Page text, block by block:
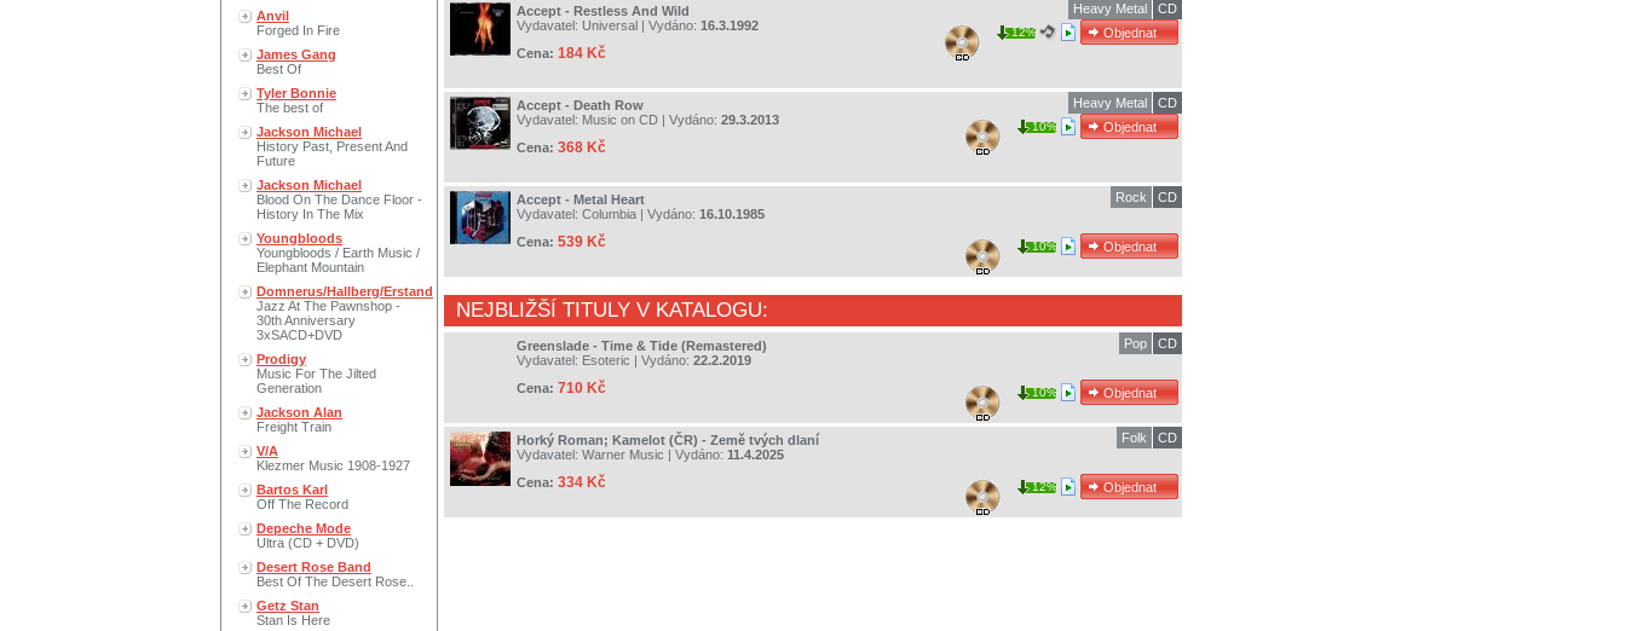
Anvil
Forged In Fire
James Gang
Best Of
Tyler Bonnie
The best of
Jackson Michael
History Past, Present And
Future
Jackson Michael
Blood On The Dance Floor -
History In The Mix
Youngbloods
Youngbloods / Earth Music /
Elephant Mountain
Domnerus/Hallberg/Erstand
Jazz At The Pawnshop -
30th Anniversary
3xSACD+DVD
Prodigy
Music For The Jilted
Generation
Jackson Alan
Freight Train
V/A
Klezmer Music 1908-1927
Bartos Karl
Off The Record
Depeche Mode
Ultra (CD + DVD)
Desert Rose Band
Best Of The Desert Rose..
Getz Stan
Stan Is Here
Accept - Restless And Wild
Vydavatel: Universal | Vydáno: 16.3.1992
Cena: 184 Kč
CD
Heavy Metal
12%
Accept - Death Row
Vydavatel: Music on CD | Vydáno: 29.3.2013
Cena: 368 Kč
CD
Heavy Metal
10%
Accept - Metal Heart
Vydavatel: Columbia | Vydáno: 16.10.1985
Cena: 539 Kč
CD
Rock
10%
NEJBLIŽŠÍ TITULY V KATALOGU:
Greenslade - Time & Tide (Remastered)
Vydavatel: Esoteric | Vydáno: 22.2.2019
Cena: 710 Kč
CD
Pop
10%
Horký Roman; Kamelot (ČR) - Země tvých dlaní
Vydavatel: Warner Music | Vydáno: 11.4.2025
Cena: 334 Kč
CD
Folk
12%